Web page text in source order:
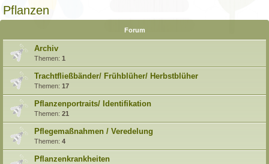
h
Pflanzen
Forum
Archiv
Themen: 1
Trachtfließbänder/ Frühblüher/ Herbstblüher
Themen: 17
Pflanzenportraits/ Identifikation
Themen: 21
Pflegemaßnahmen / Veredelung
Themen: 4
Pflanzenkrankheiten